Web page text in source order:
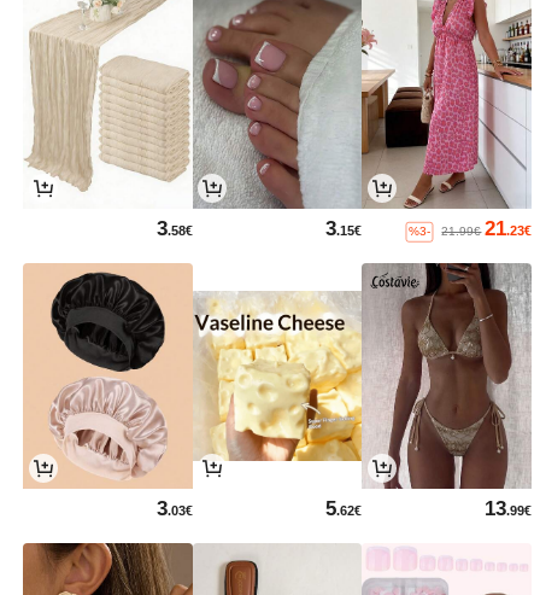
21.23€
21.99€
%3-
3.15€
3.58€
13.99€
5.62€
3.03€